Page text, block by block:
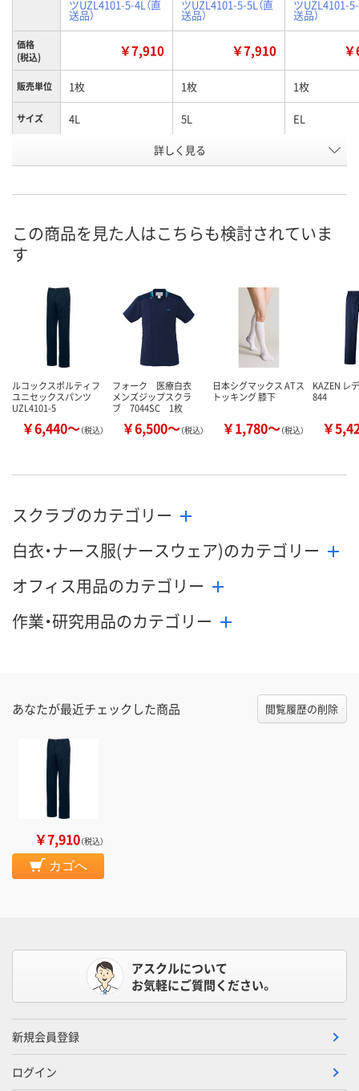
ツUZL4101-5-4L（直
送品）
ツUZL4101-5-5L（直
送品）
ツUZL4101-5-
送品）
価格
(税込)
￥7,910 ￥7,910
販売単位 1枚 1枚 1枚
サイズ 4L 5L EL
JN78600 JN78513
8月25日（火）まで
カゴへ カゴへ カ
詳しく見る
この商品を見た人はこちらも検討されていま
す
ルコックスポルティフ
ユニセックスパンツ
UZL4101-5
￥6,440～（税込）
フォーク 医療白衣
メンズジップスクラ
ブ 7044SC 1枚
￥6,500～（税込）
日本シグマックス ATス
トッキング 膝下
￥1,780～（税込）
KAZEN レ
844
￥
スクラブのカテゴリー
白衣・ナース服(ナースウェア)のカテゴリー
オフィス用品のカテゴリー
作業・研究用品のカテゴリー
あなたが最近チェックした商品 閲覧履歴の削除
￥7,910（税込）
カゴへ
アスクルについて
お気軽にご質問ください。
新規会員登録
ログイン